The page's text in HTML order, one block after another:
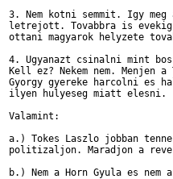
3. Nem kotni semmit. Igy
letrejott. Tovabbra is evekig
ottani magyarok helyzete
4. Ugyanazt csinalni mint
Kell ez? Nekem nem. Menjen
Gyorgy gyereke harcolni es
ilyen hulyeseg miatt elesni.
Valamint:
a.) Tokes Laszlo jobban
politizaljon. Maradjon a
b.) Nem a Horn Gyula es nem